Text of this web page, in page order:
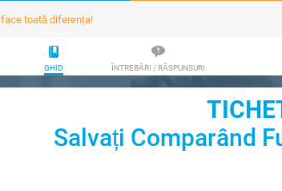
face toată diferența!
GHID ÎNTREBĂRI / RĂSPUNSURI
Salvați Comparând